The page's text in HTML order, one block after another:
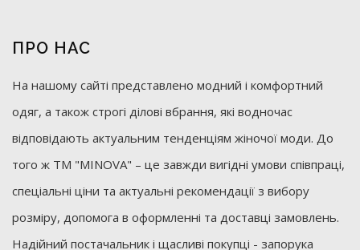
ПРО НАС
На нашому сайті представлено модний і комфортний
одяг, а також строгі ділові вбрання, які водночас
відповідають актуальним тенденціям жіночої моди. До
того ж ТМ "MINOVA" – це завжди вигідні умови співпраці,
спеціальні ціни та актуальні рекомендації з вибору
розміру, допомога в оформленні та доставці замовлень.
Надійний постачальник і щасливі покупці - запорука